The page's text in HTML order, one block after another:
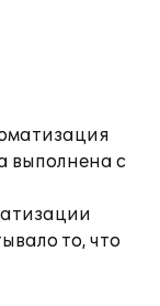
выполнена с
то, что